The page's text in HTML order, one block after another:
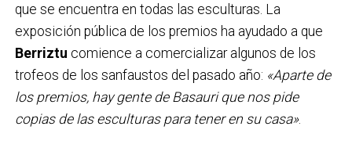
que se encuentra en todas las esculturas. La
exposición pública de los premios ha ayudado a que
Berriztu comience a comercializar algunos de los
trofeos de los sanfaustos del pasado año: «Aparte de
los premios, hay gente de Basauri que nos pide
copias de las esculturas para tener en su casa».